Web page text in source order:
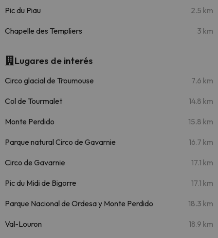
Pic du Piau 2.5 km
Chapelle des Templiers 3 km
Lugares de interés
Circo glacial de Troumouse 7.6 km
Col de Tourmalet 14.8 km
Monte Perdido 15.8 km
Parque natural Circo de Gavarnie 16.7 km
Circo de Gavarnie 17.1 km
Pic du Midi de Bigorre 17.1 km
Parque Nacional de Ordesa y Monte Perdido 18.3 km
Val-Louron 18.9 km